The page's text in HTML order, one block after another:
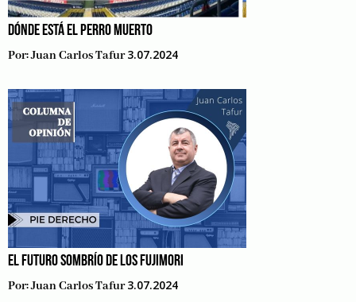
DÓNDE ESTÁ EL PERRO MUERTO
Por:Juan Carlos Tafur 3.07.2024
EL FUTURO SOMBRÍO DE LOS FUJIMORI
Por:Juan Carlos Tafur 3.07.2024